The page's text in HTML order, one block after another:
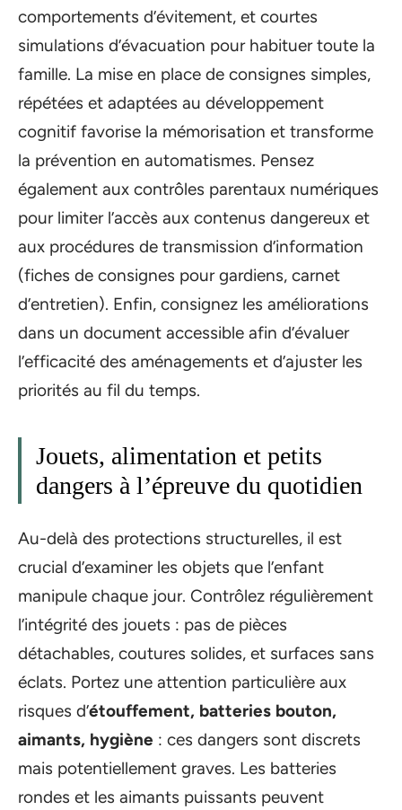
comportements d’évitement, et courtes
simulations d’évacuation pour habituer toute la
famille. La mise en place de consignes simples,
répétées et adaptées au développement
cognitif favorise la mémorisation et transforme
la prévention en automatismes. Pensez
également aux contrôles parentaux numériques
pour limiter l’accès aux contenus dangereux et
aux procédures de transmission d’information
(fiches de consignes pour gardiens, carnet
d’entretien). Enfin, consignez les améliorations
dans un document accessible afin d’évaluer
l’efficacité des aménagements et d’ajuster les
priorités au fil du temps.
Jouets, alimentation et petits
dangers à l’épreuve du quotidien
Au-delà des protections structurelles, il est
crucial d’examiner les objets que l’enfant
manipule chaque jour. Contrôlez régulièrement
l’intégrité des jouets : pas de pièces
détachables, coutures solides, et surfaces sans
éclats. Portez une attention particulière aux
risques d’étouffement, batteries bouton,
aimants, hygiène : ces dangers sont discrets
mais potentiellement graves. Les batteries
rondes et les aimants puissants peuvent